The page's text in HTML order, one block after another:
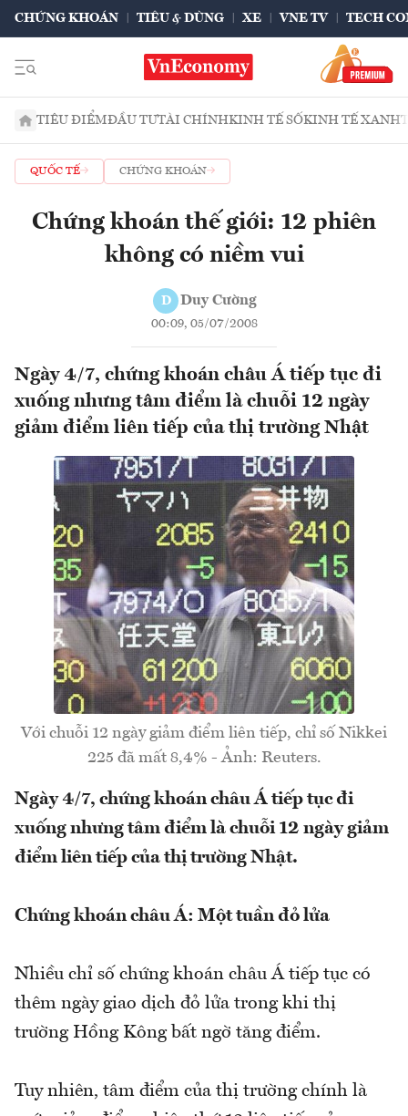
CHỨNG KHOÁN TIÊU & DÙNG XE VNE TV TECH
TIÊU ĐIỂMĐẦU TƯTÀI CHÍNHKINH TẾ SỐKINH TẾ XANH
QUỐC TẾ CHỨNG KHOÁN
Chứng khoán thế giới: 12 phiên
không có niềm vui
D Duy Cường
00:09, 05/07/2008
Ngày 4/7, chứng khoán châu Á tiếp tục đi
xuống nhưng tâm điểm là chuỗi 12 ngày
giảm điểm liên tiếp của thị trường Nhật
Với chuỗi 12 ngày giảm điểm liên tiếp, chỉ số Nikkei
225 đã mất 8,4% - Ảnh: Reuters.
Ngày 4/7, chứng khoán châu Á tiếp tục đi
xuống nhưng tâm điểm là chuỗi 12 ngày giảm
điểm liên tiếp của thị trường Nhật.
Chứng khoán châu Á: Một tuần đỏ lửa
Nhiều chỉ số chứng khoán châu Á tiếp tục có
thêm ngày giao dịch đỏ lửa trong khi thị
trường Hồng Kông bất ngờ tăng điểm.
Tuy nhiên, tâm điểm của thị trường chính là